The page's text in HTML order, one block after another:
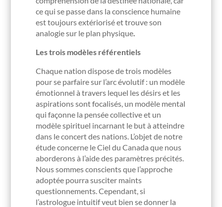
ce qui se passe dans la conscience humaine
est toujours extériorisé et trouve son
analogie sur le plan physique
Les trois modèles référentiels
Chaque nation dispose de trois modèles
pour se parfaire sur l’arc évolutif : un modèle
émotionnel à travers lequel les désirs et les
aspirations sont focalisés, un modèle mental
qui façonne la pensée collective et un
modèle spirituel incarnant le but à atteindre
dans le concert des nations. L’objet de notre
étude concerne le Ciel du Canada que nous
aborderons à l’aide des paramètres précités.
Nous sommes conscients que l’approche
adoptée pourra susciter maints
questionnements. Cependant, si
l’astrologue intuitif veut bien se donner la